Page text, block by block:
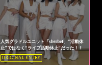
人気グラドルユニット「sherbet」“活動休
止”ではなく“ライブ活動休止”だった！！
ORIGINAL ENTRY